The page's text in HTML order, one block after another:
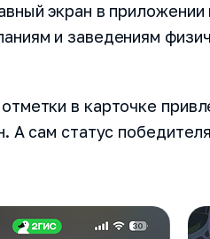
экран в
и заведениям
в карточке
А сам статус